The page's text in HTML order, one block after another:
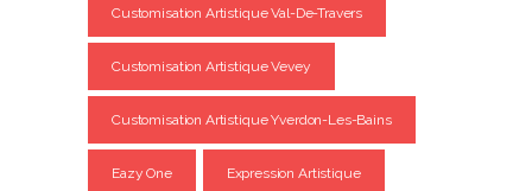
Customisation Artistique Val-De-Travers
Customisation Artistique Vevey
Customisation Artistique Yverdon-Les-Bains
Eazy One Expression Artistique